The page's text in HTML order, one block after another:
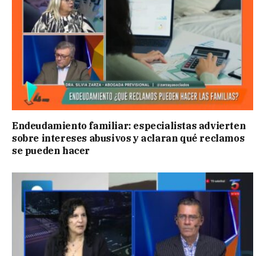
Endeudamiento familiar: especialistas advierten
sobre intereses abusivos y aclaran qué reclamos
se pueden hacer